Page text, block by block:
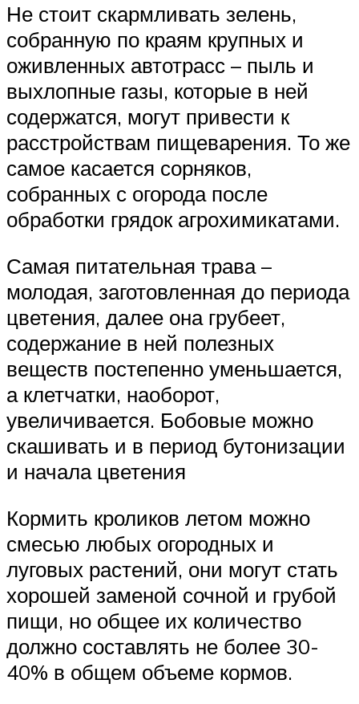
Не стоит скармливать зелень,
собранную по краям крупных и
оживленных автотрасс – пыль и
выхлопные газы, которые в ней
содержатся, могут привести к
расстройствам пищеварения. То же
самое касается сорняков,
собранных с огорода после
обработки грядок агрохимикатами.
Самая питательная трава –
молодая, заготовленная до периода
цветения, далее она грубеет,
содержание в ней полезных
веществ постепенно уменьшается,
а клетчатки, наоборот,
увеличивается. Бобовые можно
скашивать и в период бутонизации
и начала цветения
Кормить кроликов летом можно
смесью любых огородных и
луговых растений, они могут стать
хорошей заменой сочной и грубой
пищи, но общее их количество
должно составлять не более 30-
40% в общем объеме кормов.